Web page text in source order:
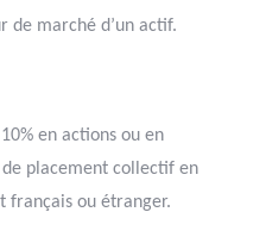
de marché d’un actif.
en actions ou en
de placement collectif en
français ou étranger.